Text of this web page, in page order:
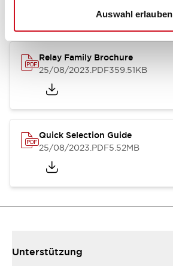
Auswahl erlauben
Relay Family Brochure
25/08/2023.PDF359.51KB
Quick Selection Guide
25/08/2023.PDF5.52MB
Unterstützung